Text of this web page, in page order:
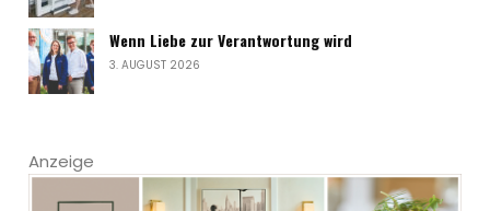
Wenn Liebe zur Verantwortung wird
3. AUGUST 2026
Anzeige